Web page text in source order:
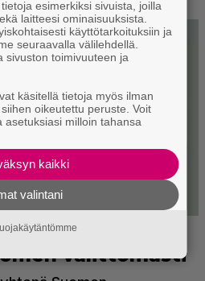
esimerkiksi sivuista, joilla
laitteesi ominaisuuksista.
käyttötarkoituksiin ja
seuraavalla välilehdellä.
sivuston toimivuuteen ja
käsitellä tietoja myös ilman
oikeutettu peruste. Voit
milloin tahansa
kaikki
valintani